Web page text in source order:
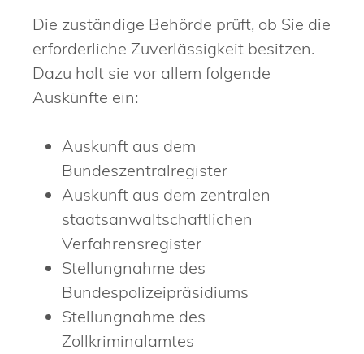
Die zuständige Behörde prüft, ob Sie die
erforderliche Zuverlässigkeit besitzen.
Dazu holt sie vor allem folgende
Auskünfte ein:
Auskunft aus dem
Bundeszentralregister
Auskunft aus dem zentralen
staatsanwaltschaftlichen
Verfahrensregister
Stellungnahme des
Bundespolizeipräsidiums
Stellungnahme des
Zollkriminalamtes